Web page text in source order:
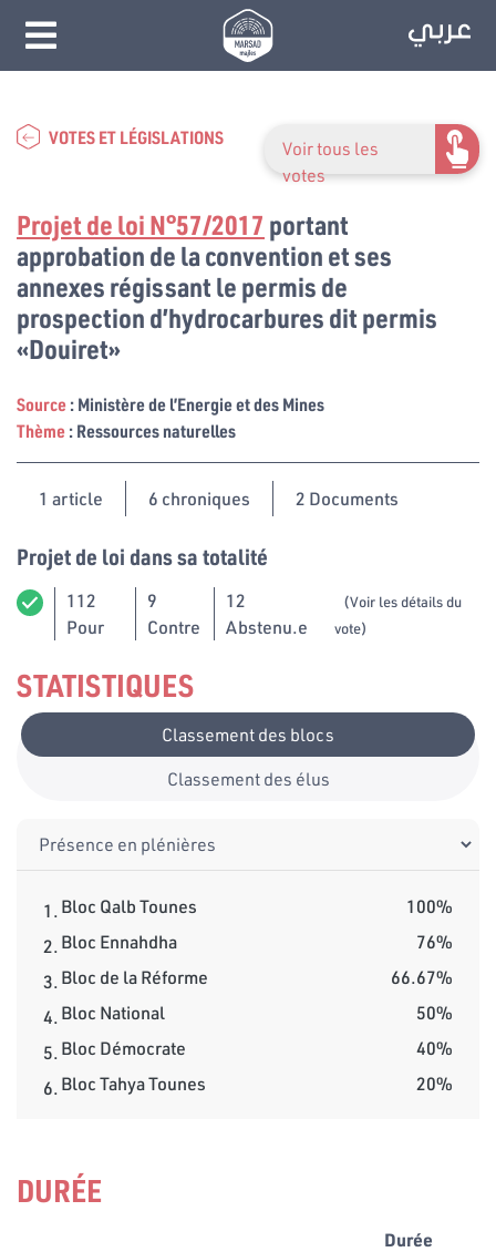
VOTES ET LÉGISLATIONS
Voir tous les
votes
STATISTIQUES
Classement des blocs
Classement des élus
1.Bloc Qalb Tounes
100%
2.Bloc Ennahdha
76%
3.Bloc de la Réforme
66.67%
4.Bloc National
50%
5.Bloc Démocrate
40%
6.Bloc Tahya Tounes 20%
Projet de loi N°57/2017 portant
approbation de la convention et ses
annexes régissant le permis de
prospection d’hydrocarbures dit permis
«Douiret»
Source: Ministère de l’Energie et des Mines
Thème: Ressources naturelles
1 article 6 chroniques 2 Documents
Projet de loi dans sa totalité
112
Pour
9
Contre
12
Abstenu.e
(Voir les détails du
vote)
DURÉE
Durée